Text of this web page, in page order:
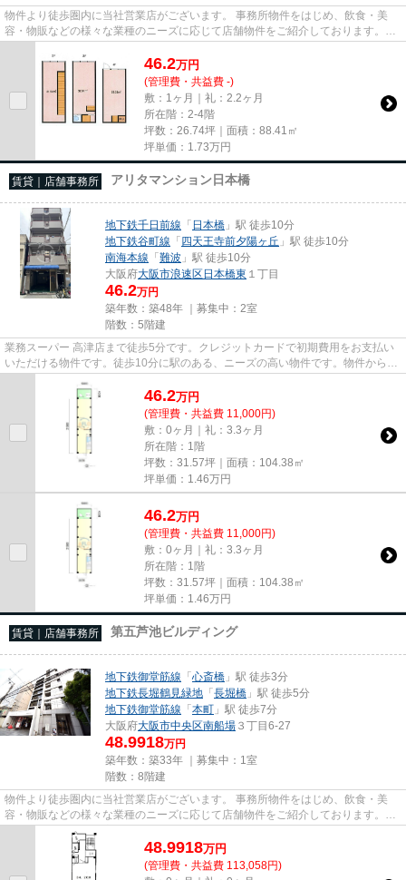
物件より徒歩圏内に当社営業店がございます。 事務所物件をはじめ、飲食・美
容・物販などの様々な業種のニーズに応じて店舗物件をご紹介しております。
尚、弊社ではおとり広告は一切...
46.2万円
(管理費・共益費 -)
敷：1ヶ月｜礼：2.2ヶ月
所在階：2-4階
坪数：26.74坪｜面積：88.41㎡
坪単価： 1.73万円
賃貸｜店舗事務所 アリタマンション日本橋
地下鉄千日前線 「 日本橋 」駅 徒歩10分
地下鉄谷町線 「四天王寺前夕陽ヶ丘 」駅 徒歩10分
南海本線 「難波 」駅 徒歩10分
大阪府大阪市浪速区日本橋東 １丁目
46.2万円
築年数：築48年 ｜募集中： 2室
階数：5階建
業務スーパー 高津店まで徒歩5分です。クレジットカードで初期費用をお支払い
いただける物件です。徒歩10分に駅のある、ニーズの高い物件です。物件から駐
車場までの距離は200mです。
46.2万円
(管理費・共益費 11,000円)
敷：0ヶ月｜礼：3.3ヶ月
所在階：1階
坪数：31.57坪｜面積：104.38㎡
坪単価： 1.46万円
46.2万円
(管理費・共益費 11,000円)
敷：0ヶ月｜礼：3.3ヶ月
所在階：1階
坪数：31.57坪｜面積：104.38㎡
坪単価： 1.46万円
賃貸｜店舗事務所 第五芦池ビルディング
地下鉄御堂筋線 「心斎橋 」駅 徒歩3分
地下鉄長堀鶴見緑地 「長堀橋 」駅 徒歩5分
地下鉄御堂筋線 「本町 」駅 徒歩7分
大阪府大阪市中央区南船場 ３丁目6-27
48.9918万円
築年数：築33年 ｜募集中： 1室
階数：8階建
物件より徒歩圏内に当社営業店がございます。 事務所物件をはじめ、飲食・美
容・物販などの様々な業種のニーズに応じて店舗物件をご紹介しております。
尚、弊社ではおとり広告は一切...
48.9918万円
(管理費・共益費 113,058円)